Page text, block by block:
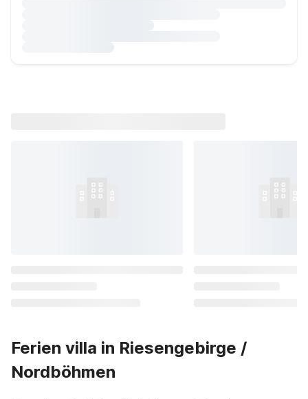
Ferien villa in Riesengebirge /
Nordböhmen